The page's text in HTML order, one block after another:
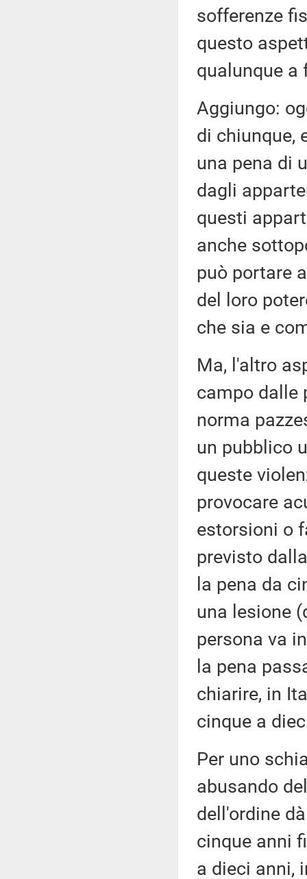
sofferenze
questo
qualunque a
Aggiungo:
di chiunque,
una pena di
dagli
questi
anche
può portare
del loro
che sia e
Ma, l'altro
campo dalle
norma
un pubblico
queste
provocare
estorsioni o
previsto
la pena da
una lesione
persona va
la pena
chiarire, in
cinque a
Per uno
abusando
dell'ordine
cinque anni
a dieci anni,